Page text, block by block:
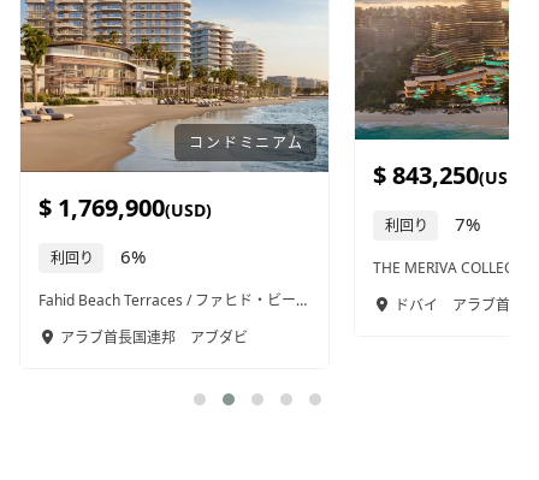
アパートホテル
$ 843,250(USD)
利回り 7%
ドバイアラブ首長国連邦
$ 488,000(USD)
利回り 10%
J-Tower 3 / Jタワー3 /
プノンペンカンボ